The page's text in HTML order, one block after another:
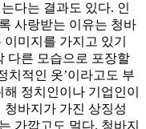
다는 결과도 있다. 인
사랑받는 이유는 청바
미지를 가지고 있기
다른 모습으로 포장할
치적인 옷’이라고도 부
정치인이나 기업인이
바지가 가진 상징성
가깝고도 멀다. 청바지